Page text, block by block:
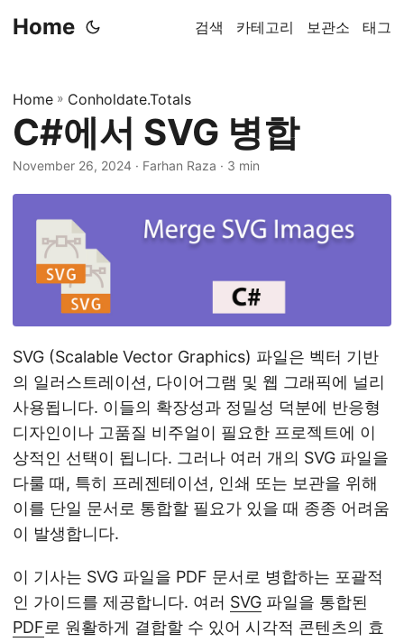
Home 검색 카테고리 보관소 태그
Home » Conholdate.Totals
C#에서 SVG 병합
November 26, 2024 ‎ · Farhan Raza · 3 min
SVG (Scalable Vector Graphics) 파일은 벡터 기반
의 일러스트레이션, 다이어그램 및 웹 그래픽에 널리
사용됩니다. 이들의 확장성과 정밀성 덕분에 반응형
디자인이나 고품질 비주얼이 필요한 프로젝트에 이
상적인 선택이 됩니다. 그러나 여러 개의 SVG 파일을
다룰 때, 특히 프레젠테이션, 인쇄 또는 보관을 위해
이를 단일 문서로 통합할 필요가 있을 때 종종 어려움
이 발생합니다.
이 기사는 SVG 파일을 PDF 문서로 병합하는 포괄적
인 가이드를 제공합니다. 여러 SVG 파일을 통합된
PDF로 원활하게 결합할 수 있어 시각적 콘텐츠의 효